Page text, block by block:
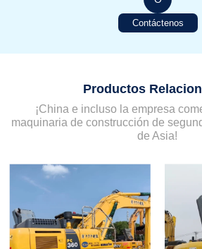
Contáctenos
Productos
¡China e incluso la empresa
maquinaria de construcción de
de Asia!